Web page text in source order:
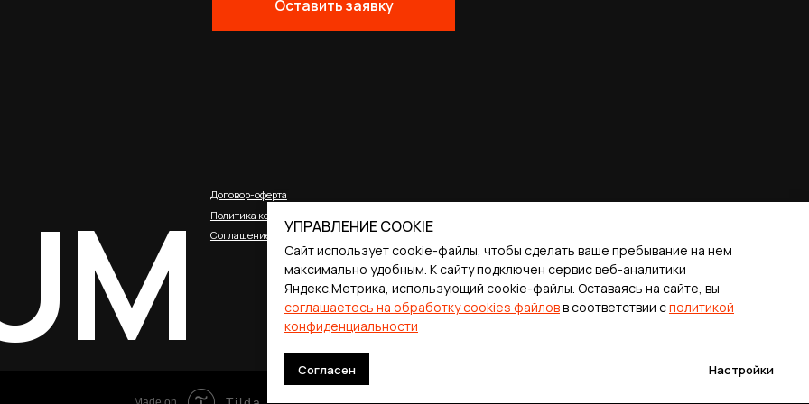
УПРАВЛЕНИЕ COOKIE
Сайт использует cookie-файлы, чтобы сделать ваше пребывание на нем
максимально удобным. К cайту подключен сервис веб-аналитики
Яндекс.Метрика, использующий cookie-файлы. Оставаясь на сайте, вы
соглашаетесь на обработку cookies файловв соответствии сполитикой
конфиденциальности
Согласен Настройки